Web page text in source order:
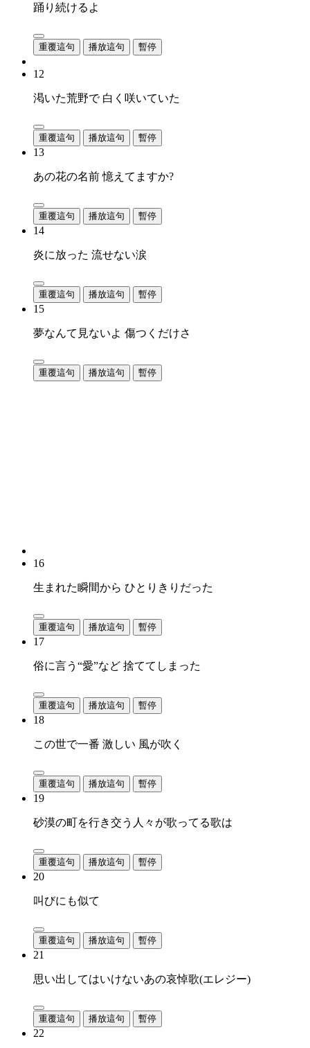
踊り続けるよ
重覆這句 播放這句 暫停
12
渇いた荒野で 白く咲いていた
重覆這句 播放這句 暫停
13
あの花の名前 憶えてますか?
重覆這句 播放這句 暫停
14
炎に放った 流せない涙
重覆這句 播放這句 暫停
15
夢なんて見ないよ 傷つくだけさ
重覆這句 播放這句 暫停
16
生まれた瞬間から ひとりきりだった
重覆這句 播放這句 暫停
17
俗に言う“愛”など 捨ててしまった
重覆這句 播放這句 暫停
18
この世で一番 激しい 風が吹く
重覆這句 播放這句 暫停
19
砂漠の町を行き交う人々が歌ってる歌は
重覆這句 播放這句 暫停
20
叫びにも似て
重覆這句 播放這句 暫停
21
思い出してはいけないあの哀悼歌(エレジー)
重覆這句 播放這句 暫停
22